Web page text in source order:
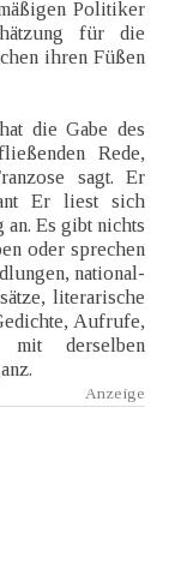
Politiker
für die
ihren Füßen
die Gabe des
Rede,
sagt. Er
Er liest sich
an. Es gibt nichts
oder sprechen
national-
literarische
Aufrufe,
derselben